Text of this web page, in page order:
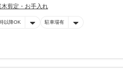
木剪定・お手入れ
以降OK 駐車場有